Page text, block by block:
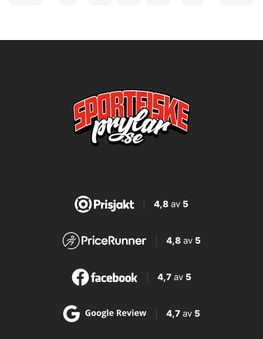
4,8av 5
4,8 av 5
4,7 av 5
4,7 av 5